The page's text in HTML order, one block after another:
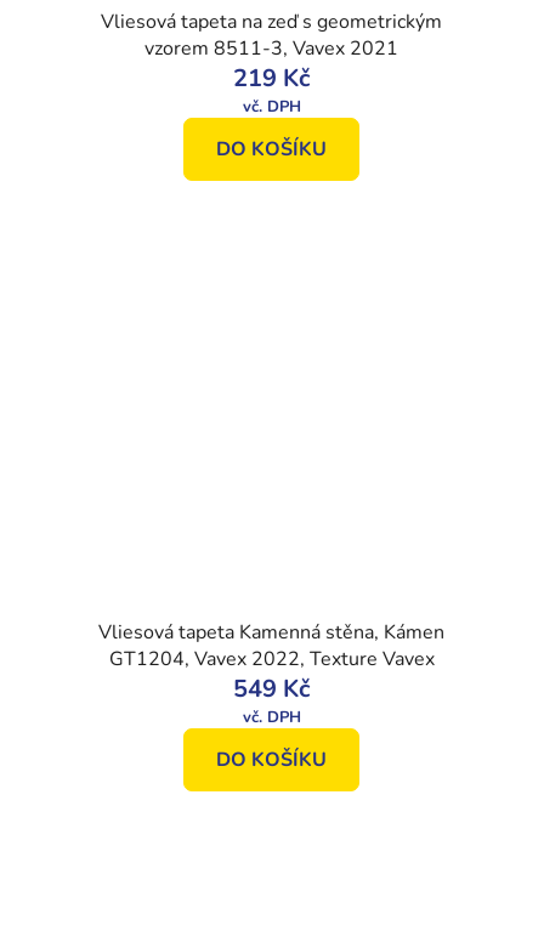
Vliesová tapeta na zeď s geometrickým
vzorem 8511-3, Vavex 2021
219 Kč
DO KOŠÍKU
Vliesová tapeta Kamenná stěna, Kámen
GT1204, Vavex 2022, Texture Vavex
549 Kč
DO KOŠÍKU